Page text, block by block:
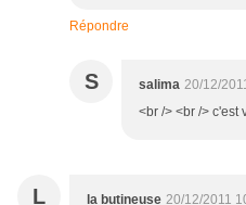
Répondre
S salima 20/12/
<br /> <br /> c'est
L la butineuse 20/12/2011